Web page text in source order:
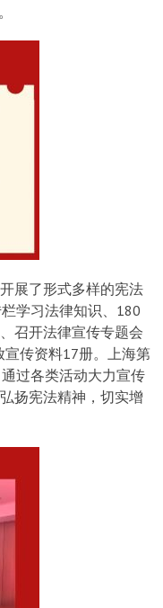
展了形式多样的宪法
学习法律知识、180
召开法律宣传专题会
传资料17册。上海第
过各类活动大力宣传
扬宪法精神，切实增